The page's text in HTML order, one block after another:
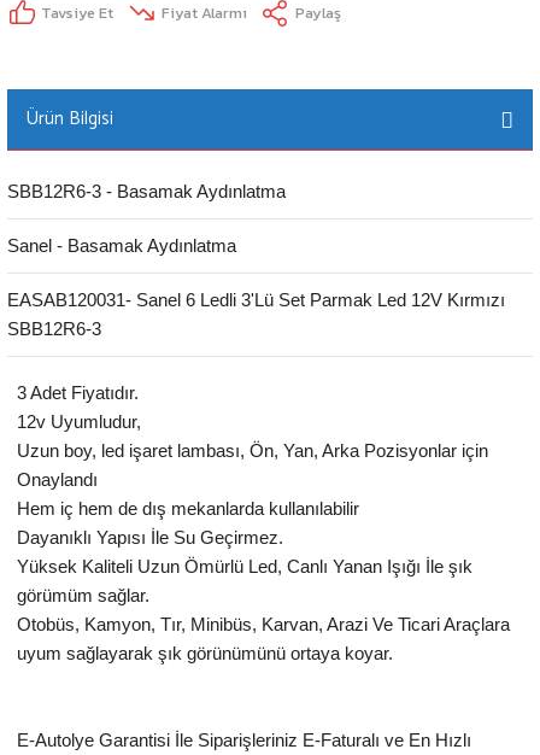
Tavsiye Et Fiyat Alarmı Paylaş
Ürün Bilgisi
SBB12R6-3 - Basamak Aydınlatma
Sanel - Basamak Aydınlatma
EASAB120031- Sanel 6 Ledli 3'Lü Set Parmak Led 12V Kırmızı
SBB12R6-3
3 Adet Fiyatıdır.
12v Uyumludur,
Uzun boy, led işaret lambası, Ön, Yan, Arka Pozisyonlar için
Onaylandı
Hem iç hem de dış mekanlarda kullanılabilir
Dayanıklı Yapısı İle Su Geçirmez.
Yüksek Kaliteli Uzun Ömürlü Led, Canlı Yanan Işığı İle şık
görümüm sağlar.
Otobüs, Kamyon, Tır, Minibüs, Karvan, Arazi Ve Ticari Araçlara
uyum sağlayarak şık görünümünü ortaya koyar.
E-Autolye Garantisi İle Siparişleriniz E-Faturalı ve En Hızlı